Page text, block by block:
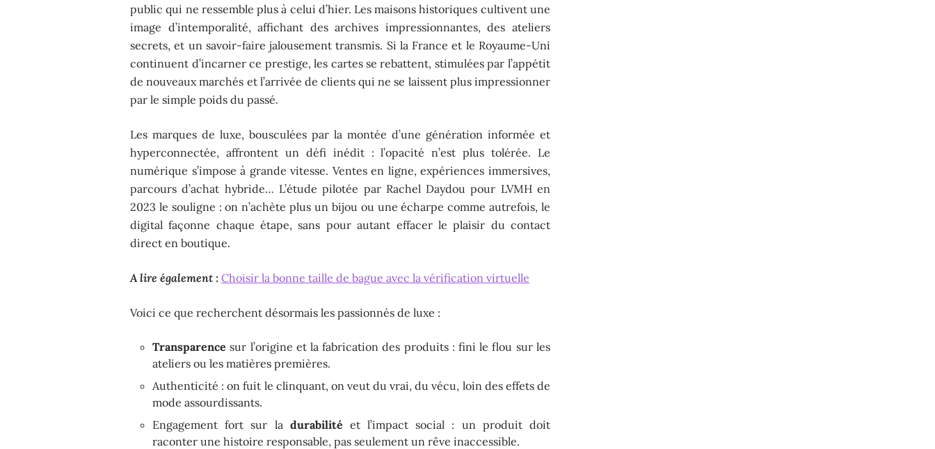
public qui ne ressemble plus à celui d’hier. Les maisons historiques cultivent une
image d’intemporalité, affichant des archives impressionnantes, des ateliers
secrets, et un savoir-faire jalousement transmis. Si la France et le Royaume-Uni
continuent d’incarner ce prestige, les cartes se rebattent, stimulées par l’appétit
de nouveaux marchés et l’arrivée de clients qui ne se laissent plus impressionner
par le simple poids du passé.
Les marques de luxe, bousculées par la montée d’une génération informée et
hyperconnectée, affrontent un défi inédit : l’opacité n’est plus tolérée. Le
numérique s’impose à grande vitesse. Ventes en ligne, expériences immersives,
parcours d’achat hybride… L’étude pilotée par Rachel Daydou pour LVMH en
2023 le souligne : on n’achète plus un bijou ou une écharpe comme autrefois, le
digital façonne chaque étape, sans pour autant effacer le plaisir du contact
direct en boutique.
A lire également : Choisir la bonne taille de bague avec la vérification virtuelle
Voici ce que recherchent désormais les passionnés de luxe :
Transparence sur l’origine et la fabrication des produits : fini le flou sur les
ateliers ou les matières premières.
Authenticité : on fuit le clinquant, on veut du vrai, du vécu, loin des effets de
mode assourdissants.
Engagement fort sur la durabilité et l’impact social : un produit doit
raconter une histoire responsable, pas seulement un rêve inaccessible.